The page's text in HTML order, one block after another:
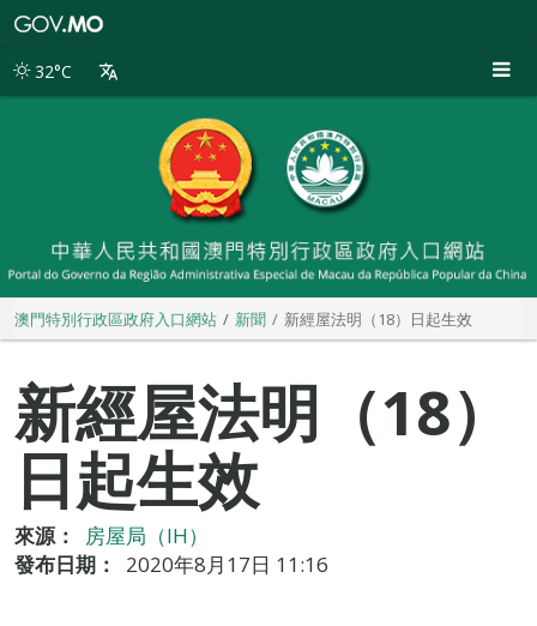
別
32°C
澳門特別行政區政府入口網站 新聞 新經屋法明（18）日起生效
新經屋法明（18）
日起生效
來源：
房屋局（IH）
發布日期：
2020年8月17日 11:16